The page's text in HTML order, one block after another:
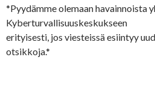
*Pyydämme olemaan havainnoista
Kyberturvallisuuskeskukseen
erityisesti, jos viesteissä esiintyy
otsikkoja.*